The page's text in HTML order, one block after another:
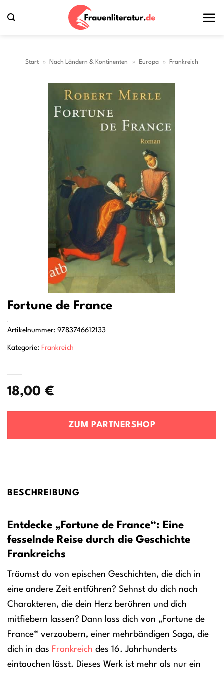
Inhalt
Start » Nach Ländern & Kontinenten » Europa » Frankreich
Fortune de France
18,00 €
ZUM PARTNERSHOP
Artikelnummer: 9783746612133
Kategorie: Frankreich
BESCHREIBUNG
Entdecke „Fortune de France“: Eine
fesselnde Reise durch die Geschichte
Frankreichs
Träumst du von epischen Geschichten, die dich in
eine andere Zeit entführen? Sehnst du dich nach
Charakteren, die dein Herz berühren und dich
mitfiebern lassen? Dann lass dich von „Fortune de
France“ verzaubern, einer mehrbändigen Saga, die
dich in das Frankreich des 16. Jahrhunderts
eintauchen lässt. Dieses Werk ist mehr als nur ein